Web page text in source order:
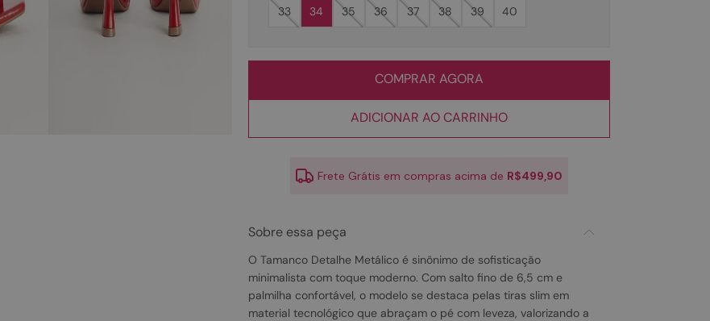
33
34 35 36 37 38 39 40
COMPRAR AGORA
ADICIONAR AO CARRINHO
Frete Grátis em compras acima de R$499,90
Sobre essa peça
O Tamanco Detalhe Metálico é sinônimo de sofisticação
minimalista com toque moderno. Com salto fino de 6,5 cm e
palmilha confortável, o modelo se destaca pelas tiras slim em
material tecnológico que abraçam o pé com leveza, valorizando a
10º